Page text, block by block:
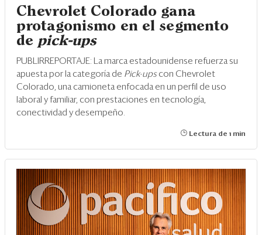
Chevrolet Colorado gana
protagonismo en el segmento
de pick-ups
PUBLIRREPORTAJE: La marca estadounidense refuerza su
apuesta por la categoría de Pick-ups con Chevrolet
Colorado, una camioneta enfocada en un perfil de uso
laboral y familiar, con prestaciones en tecnología,
conectividad y desempeño.
Lectura de 1 min